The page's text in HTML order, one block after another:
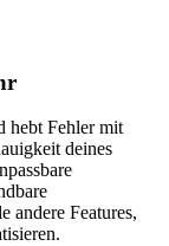
hebt Fehler mit
deines
andere Features,